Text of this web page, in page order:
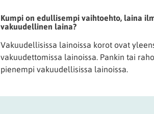
Kumpi on edullisempi vaihtoehto, laina
vakuudellinen laina?
Vakuudellisissa lainoissa korot ovat
vakuudettomissa lainoissa. Pankin tai
pienempi vakuudellisissa lainoissa.